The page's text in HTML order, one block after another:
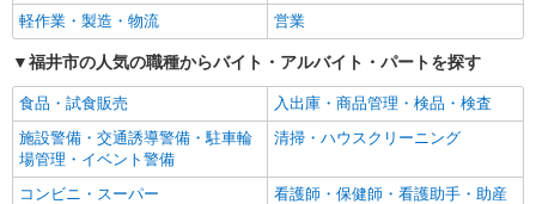
軽作業・製造・物流
営業
福井市の人気の職種からバイト・アルバイト・パートを探す
食品・試食販売
入出庫・商品管理・検品・検査
施設警備・交通誘導警備・駐車輪
場管理・イベント警備
清掃・ハウスクリーニング
コンビニ・スーパー
看護師・保健師・看護助手・助産